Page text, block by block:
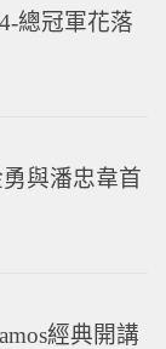
總冠軍花落
與潘忠韋首
經典開講